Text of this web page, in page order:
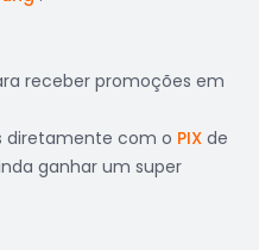
receber promoções em
diretamente com o PIX de
ganhar um super